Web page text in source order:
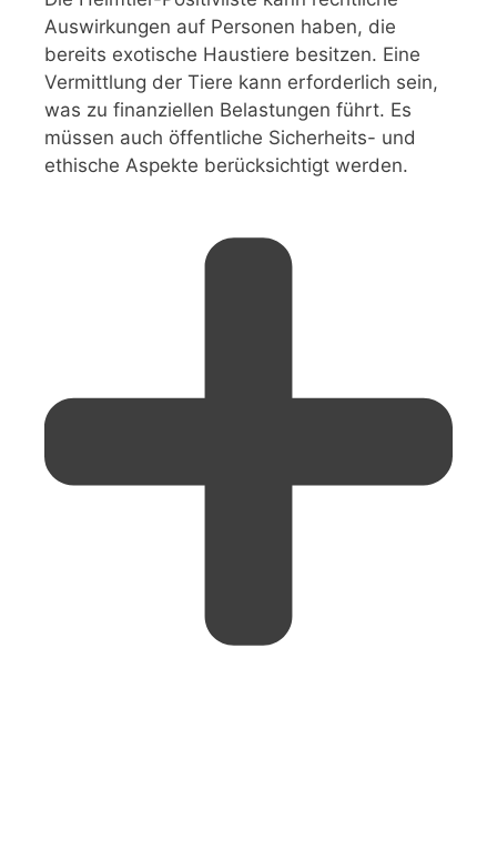
Auswirkungen auf Personen haben, die
bereits exotische Haustiere besitzen. Eine
Vermittlung der Tiere kann erforderlich sein,
was zu finanziellen Belastungen führt. Es
müssen auch öffentliche Sicherheits- und
ethische Aspekte berücksichtigt werden.